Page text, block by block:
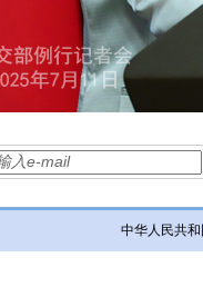
中华人民共